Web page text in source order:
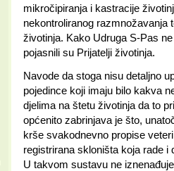
mikročipiranja i kastracije
nekontroliranog razmnožavanja
životinja. Kako Udruga S-Pas
pojasnili su Prijatelji životinja.
Navode da stoga nisu detaljno
pojedince koji imaju bilo kakva
djelima na štetu životinja da to
općenito zabrinjava je što,
krše svakodnevno propise
registrirana skloništa koja rade i
U takvom sustavu ne